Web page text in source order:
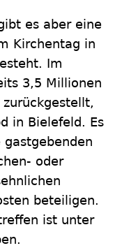
es aber eine
Kirchentag in
Im
3,5 Millionen
zurückgestellt,
in Bielefeld. Es
oder
beteiligen.
ist unter